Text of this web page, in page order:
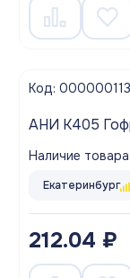
Код:
АНИ K405
Наличие товара:
Екатеринбург
212.04 ₽